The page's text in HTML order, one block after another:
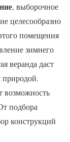
, выборочное
целесообразно
помещения
зимнего
веранда даст
природой.
возможность
подбора
конструкций